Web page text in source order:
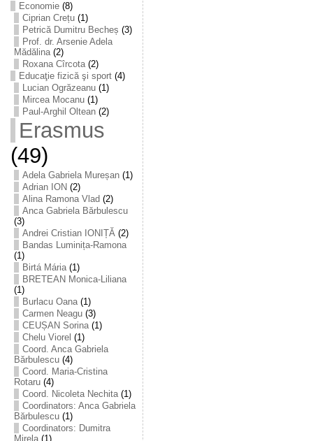
Economie(8)
Ciprian Crețu(1)
Petrică Dumitru Becheș (3)
Prof. dr. Arsenie Adela
Mădălina(2)
Roxana Cîrcota(2)
Educaţie fizică şi sport(4)
Lucian Ogrăzeanu(1)
Mircea Mocanu(1)
Paul-Arghil Oltean(2)
Erasmus
(49)
Adela Gabriela Mureșan(1)
Adrian ION (2)
Alina Ramona Vlad (2)
Anca Gabriela Bărbulescu
(3)
Andrei Cristian IONIȚĂ(2)
Bandas Luminița-Ramona
(1)
Birtá Mária(1)
BRETEAN Monica-Liliana
(1)
Burlacu Oana(1)
Carmen Neagu(3)
CEUȘAN Sorina(1)
Chelu Viorel (1)
Coord. Anca Gabriela
Bărbulescu(4)
Coord. Maria-Cristina
Rotaru(4)
Coord. Nicoleta Nechita(1)
Coordinators: Anca Gabriela
Bărbulescu(1)
Coordinators: Dumitra
Mirela(1)